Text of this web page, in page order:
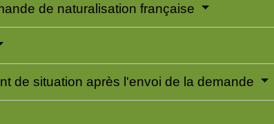
de naturalisation française
de situation après l'envoi de la demande